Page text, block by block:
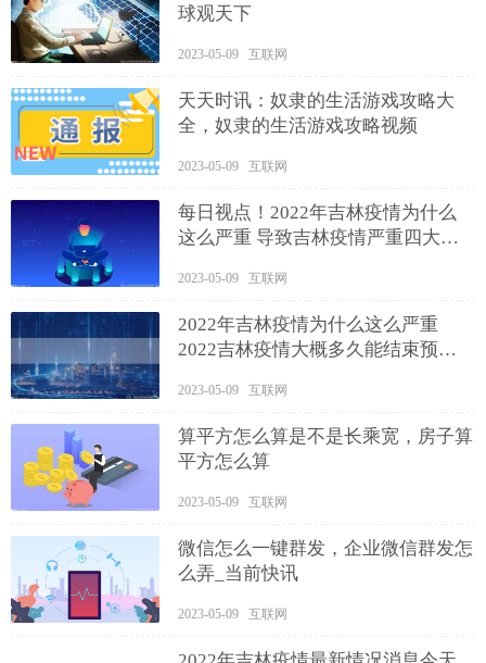
球观天下
2023-05-09 互联网
天天时讯：奴隶的生活游戏攻略大
全，奴隶的生活游戏攻略视频
2023-05-09 互联网
每日视点！2022年吉林疫情为什么
这么严重 导致吉林疫情严重四大原
2023-05-09 互联网
2022年吉林疫情为什么这么严重
2022吉林疫情大概多久能结束预计
2023-05-09 互联网
算平方怎么算是不是长乘宽，房子算
平方怎么算
2023-05-09 互联网
微信怎么一键群发，企业微信群发怎
么弄_当前快讯
2023-05-09 互联网